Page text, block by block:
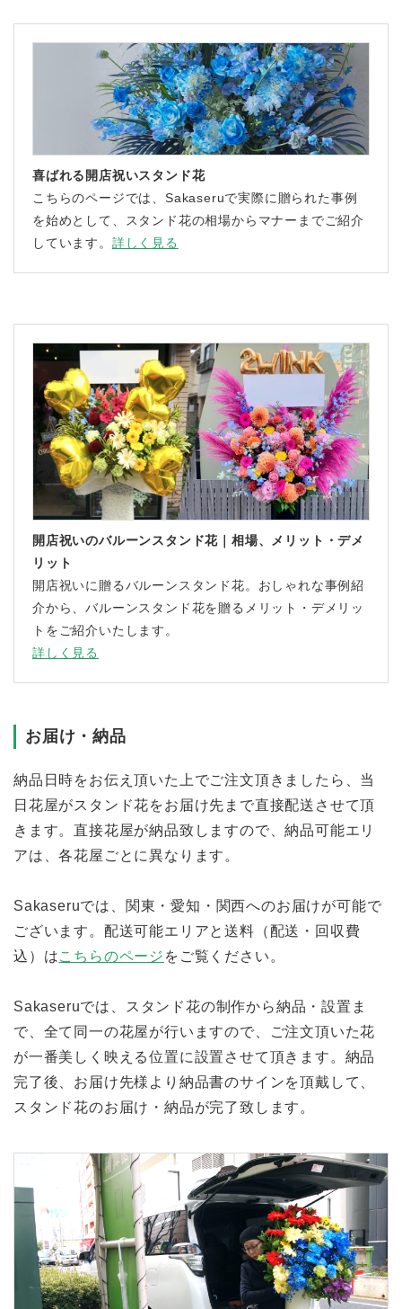
喜ばれる開店祝いスタンド花
こちらのページでは、Sakaseruで実際に贈られた事例
を始めとして、スタンド花の相場からマナーまでご紹介
しています。 詳しく見る
開店祝いのバルーンスタンド花｜相場、メリット・デメ
リット
開店祝いに贈るバルーンスタンド花。おしゃれな事例紹
介から、バルーンスタンド花を贈るメリット・デメリッ
トをご紹介いたします。
詳しく見る
お届け・納品
納品日時をお伝え頂いた上でご注文頂きましたら、当
日花屋がスタンド花をお届け先まで直接配送させて頂
きます。直接花屋が納品致しますので、納品可能エリ
アは、各花屋ごとに異なります。
Sakaseruでは、関東・愛知・関西へのお届けが可能で
ございます。配送可能エリアと送料（配送・回収費
込）はこちらのページ をご覧ください。
Sakaseruでは、スタンド花の制作から納品・設置ま
で、全て同一の花屋が行いますので、ご注文頂いた花
が一番美しく映える位置に設置させて頂きます。納品
完了後、お届け先様より納品書のサインを頂戴して、
スタンド花のお届け・納品が完了致します。